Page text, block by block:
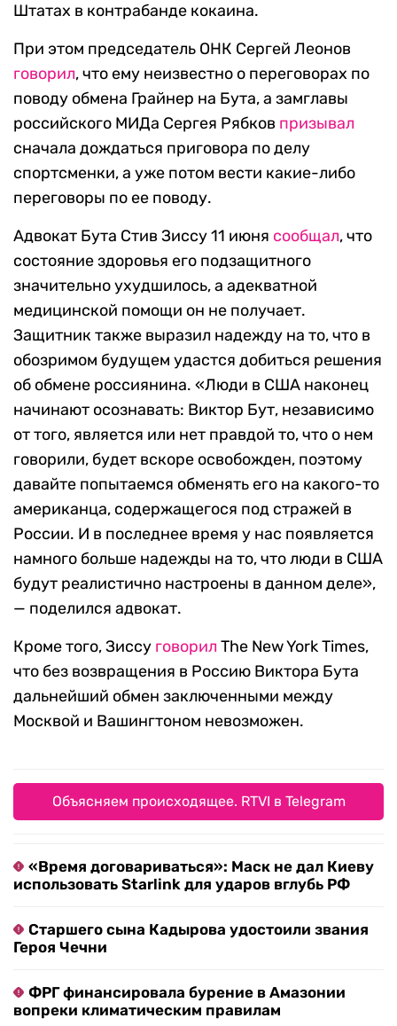
Штатах в контрабанде кокаина.
При этом председатель ОНК Сергей Леонов
говорил, что ему неизвестно о переговорах по
поводу обмена Грайнер на Бута, а замглавы
российского МИДа Сергея Рябков призывал
сначала дождаться приговора по делу
спортсменки, а уже потом вести какие-либо
переговоры по ее поводу.
Адвокат Бута Стив Зиссу 11 июня сообщал, что
состояние здоровья его подзащитного
значительно ухудшилось, а адекватной
медицинской помощи он не получает.
Защитник также выразил надежду на то, что в
обозримом будущем удастся добиться решения
об обмене россиянина. «Люди в США наконец
начинают осознавать: Виктор Бут, независимо
от того, является или нет правдой то, что о нем
говорили, будет вскоре освобожден, поэтому
давайте попытаемся обменять его на какого-то
американца, содержащегося под стражей в
России. И в последнее время у нас появляется
намного больше надежды на то, что люди в США
будут реалистично настроены в данном деле»,
— поделился адвокат.
Кроме того, Зиссу говорил The New York Times,
что без возвращения в Россию Виктора Бута
дальнейший обмен заключенными между
Москвой и Вашингтоном невозможен.
Объясняем происходящее. RTVI в Telegram
«Время договариваться»: Маск не дал Киеву
использовать Starlink для ударов вглубь РФ
Старшего сына Кадырова удостоили звания
Героя Чечни
ФРГ финансировала бурение в Амазонии
вопреки климатическим правилам